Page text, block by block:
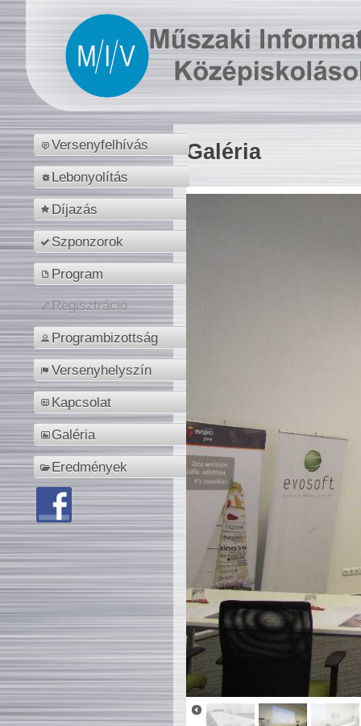
Versenyfelhívás
Lebonyolítás
Díjazás
Szponzorok
Program
Regisztráció
Programbizottság
Versenyhelyszín
Kapcsolat
Galéria
Eredmények
Galéria